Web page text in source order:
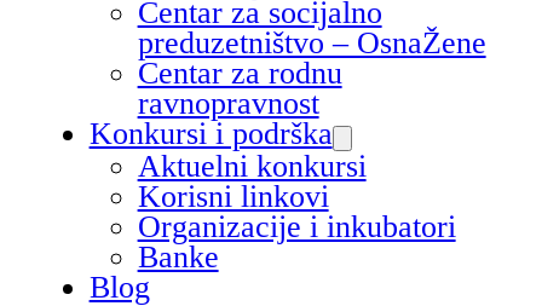
Centar za socijalno
preduzetništvo – OsnaŽene
Centar za rodnu
ravnopravnost
Konkursi i podrška
Aktuelni konkursi
Korisni linkovi
Organizacije i inkubatori
Banke
Blog